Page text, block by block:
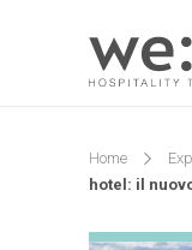
Home
hotel: il